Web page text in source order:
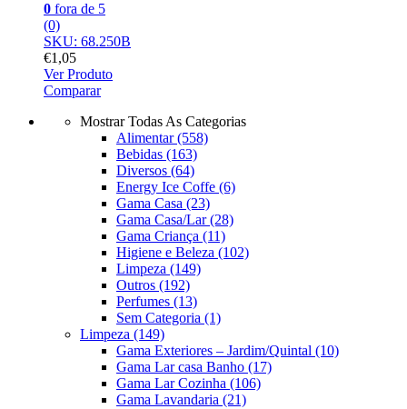
0 fora de 5
(0)
SKU: 68.250B
€1,05
Ver Produto
Comparar
Mostrar Todas As Categorias
Alimentar(558)
Bebidas (163)
Diversos (64)
Energy Ice Coffe (6)
Gama Casa (23)
Gama Casa/Lar(28)
Gama Criança (11)
Higiene e Beleza (102)
Limpeza (149)
Outros (192)
Perfumes (13)
Sem Categoria (1)
Limpeza (149)
Gama Exteriores – Jardim/Quintal (10)
Gama Lar casa Banho (17)
Gama Lar Cozinha (106)
Gama Lavandaria (21)